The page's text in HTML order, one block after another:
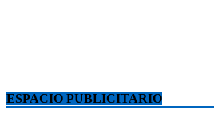
ESPACIO PUBLICITARIO